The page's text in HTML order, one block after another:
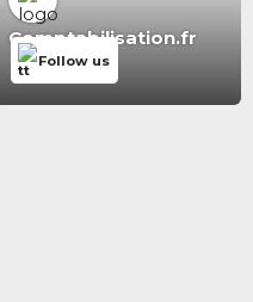
Comptabilisation.fr
Follow us